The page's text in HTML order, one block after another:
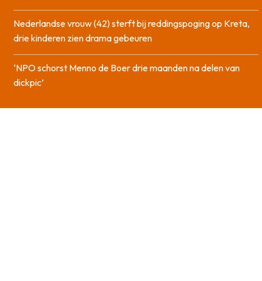
Nederlandse vrouw (42) sterft bij reddingspoging op Kreta,
drie kinderen zien drama gebeuren
‘NPO schorst Menno de Boer drie maanden na delen van
dickpic’